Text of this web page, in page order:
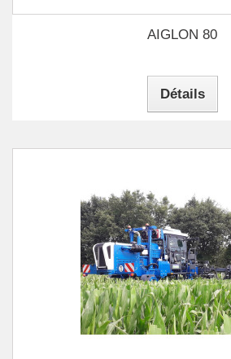
AIGLON 80
Détails